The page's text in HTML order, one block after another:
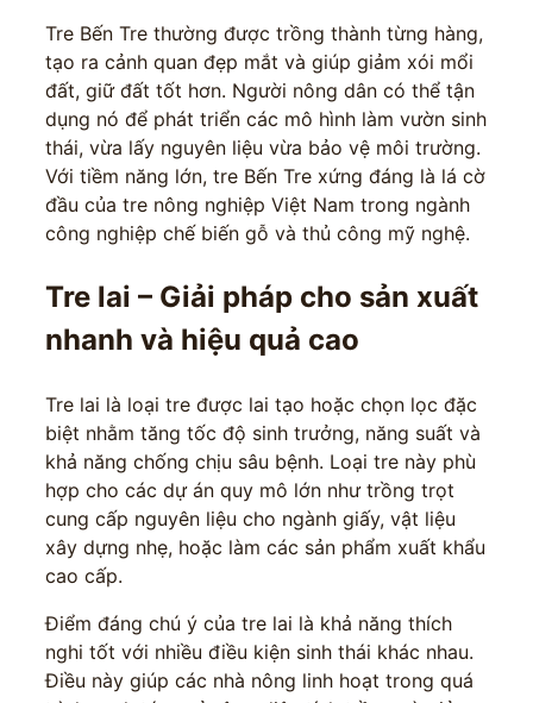
Tre Bến Tre thường được trồng thành từng hàng,
tạo ra cảnh quan đẹp mắt và giúp giảm xói mổi
đất, giữ đất tốt hơn. Người nông dân có thể tận
dụng nó để phát triển các mô hình làm vườn sinh
thái, vừa lấy nguyên liệu vừa bảo vệ môi trường.
Với tiềm năng lớn, tre Bến Tre xứng đáng là lá cờ
đầu của tre nông nghiệp Việt Nam trong ngành
công nghiệp chế biến gỗ và thủ công mỹ nghệ.
Tre lai – Giải pháp cho sản xuất
nhanh và hiệu quả cao
Tre lai là loại tre được lai tạo hoặc chọn lọc đặc
biệt nhằm tăng tốc độ sinh trưởng, năng suất và
khả năng chống chịu sâu bệnh. Loại tre này phù
hợp cho các dự án quy mô lớn như trồng trọt
cung cấp nguyên liệu cho ngành giấy, vật liệu
xây dựng nhẹ, hoặc làm các sản phẩm xuất khẩu
cao cấp.
Điểm đáng chú ý của tre lai là khả năng thích
nghi tốt với nhiều điều kiện sinh thái khác nhau.
Điều này giúp các nhà nông linh hoạt trong quá